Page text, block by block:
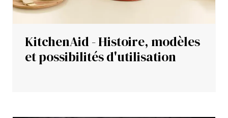
KitchenAid - Histoire, modèles
et possibilités d'utilisation